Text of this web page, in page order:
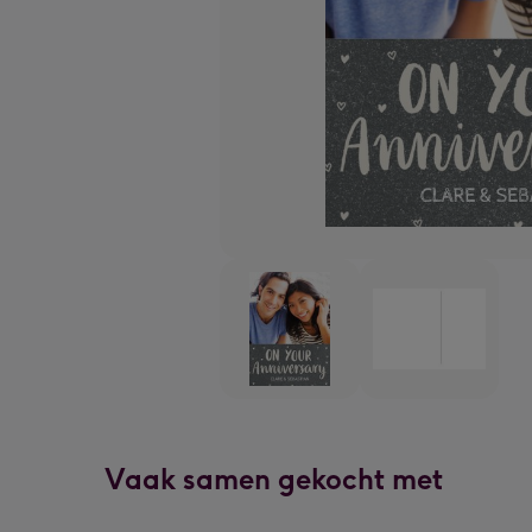
Vaak samen gekocht met